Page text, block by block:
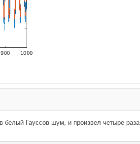
белый Гауссов шум, и произвел четыре раза